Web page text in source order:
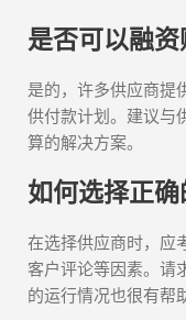
是否可以融资
是的，许多供应商提
供付款计划。建议与
算的解决方案。
如何选择正确
在选择供应商时，应
客户评论等因素。请
的运行情况也很有帮